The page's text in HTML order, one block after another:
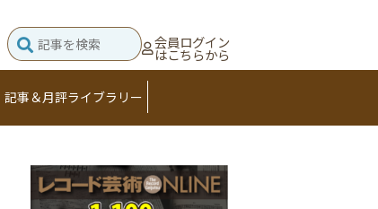
会員ログイン
はこちらから
記事＆月評ライブラリー